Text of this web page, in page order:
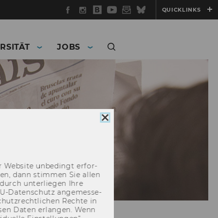
Facebook
Instagram
WU
Blog
YouTube
Newsletter
BlueskyQUICKLINKS
JOBS
Cookie
Web­site un­be­dingt er­for­
dann stim­men Sie allen
un­ter­lie­gen Ihre
​Datenschutz an­ge­mes­se­
Rech­te in
Daten er­lan­gen. Wenn